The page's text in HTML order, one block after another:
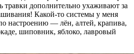
травки дополнительно ухаживают за
Какой-то системы у меня
настроению — лён, алтей, крапива,
шиповник, яблоко, лавровый